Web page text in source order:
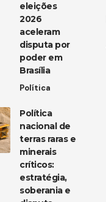
eleições
2026
aceleram
disputa por
poder em
Brasília
Política
Política
nacional de
terras raras e
minerais
críticos:
estratégia,
soberania e